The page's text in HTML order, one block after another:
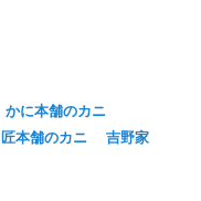
かに本舗のカニ
匠本舗のカニ
吉野家